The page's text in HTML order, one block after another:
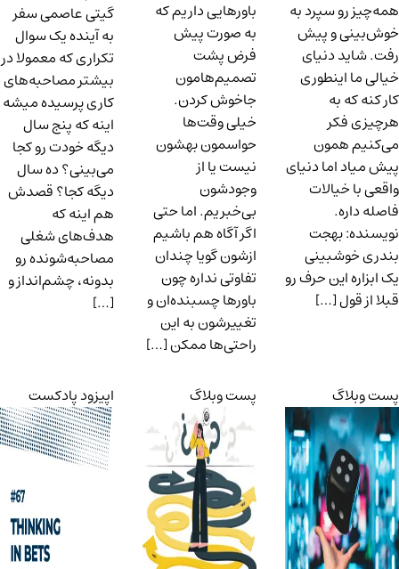
همه‌چیز رو سپرد به
خوش‌بینی و پیش
رفت. شاید دنیای
خیالی ما اینطوری
کار کنه که به
هرچیزی فکر
می‌کنیم همون
پیش میاد اما دنیای
واقعی با خیالات
فاصله داره.
نویسنده: بهجت
بندری خوشبینی
یک ابزاره این حرف رو
قبلا از قول […]
باورهایی داریم که
به صورت پیش
فرض پشت
تصمیم‌هامون
جاخوش کردن.
خیلی وقت‌ها
حواسمون بهشون
نیست یا از
وجودشون
بی‌خبریم. اما حتی
اگر آگاه هم باشیم
ازشون گویا چندان
تفاوتی نداره چون
باورها چسبنده‌ان و
تغییرشون به این
راحتی‌ها ممکن […]
گیتی عاصمی سفر
به آینده یک سوال
تکراری که معمولا در
بیشتر مصاحبه‌های
کاری پرسیده میشه
اینه که پنج سال
دیگه خودت رو کجا
می‌بینی؟ ده سال
دیگه کجا؟ قصدش
هم اینه که
هدف‌های شغلی
مصاحبه‌شونده رو
بدونه، چشم‌انداز و
[…]
پست وبلاگ پست وبلاگ اپیزود پادکست